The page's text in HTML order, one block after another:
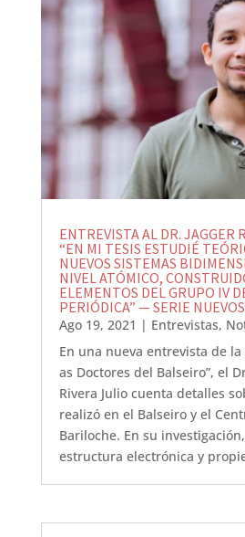
ENTREVISTA AL DR. JAGGER
“EN MI TESIS ESTUDIÉ
NUEVOS SISTEMAS
NIVEL ATÓMICO,
ELEMENTOS DEL GRUPO IV
PERIÓDICA” — SERIE
Ago 19, 2021 | Entrevistas,
En una nueva entrevista de la
as Doctores del Balseiro”, el
Rivera Julio cuenta detalles
realizó en el Balseiro y el
Bariloche. En su
estructura electrónica y